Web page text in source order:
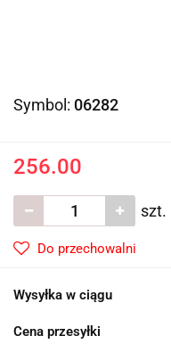
Symbol: 06282
256.00
szt.
Do przechowalni
Wysyłka w ciągu
Cena przesyłki